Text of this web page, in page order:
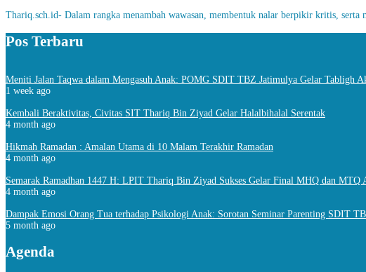
Thariq.sch.id- Dalam rangka menambah wawasan, membentuk nalar berpikir kritis,
Pos Terbaru
Meniti Jalan Taqwa dalam Mengasuh Anak: POMG SDIT TBZ Jatimulya Gelar Tabligh
1 week ago
Kembali Beraktivitas, Civitas SIT Thariq Bin Ziyad Gelar Halalbihalal Serentak
4 month ago
Hikmah Ramadan : Amalan Utama di 10 Malam Terakhir Ramadan
4 month ago
Semarak Ramadhan 1447 H: LPIT Thariq Bin Ziyad Sukses Gelar Final MHQ dan MTQ
4 month ago
Dampak Emosi Orang Tua terhadap Psikologi Anak: Sorotan Seminar Parenting SDIT
5 month ago
Agenda